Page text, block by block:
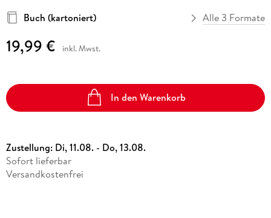
Buch (kartoniert)
Alle 3 Formate
19,99 € inkl. Mwst.
In den Warenkorb
Zustellung: Di, 11.08. - Do, 13.08.
Sofort lieferbar
Versandkostenfrei